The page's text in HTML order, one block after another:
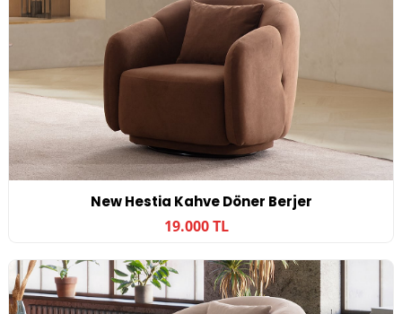
New Hestia Kahve Döner Berjer
19.000 TL